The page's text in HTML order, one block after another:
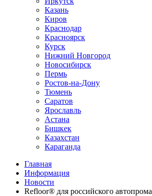
Казань
Киров
Краснодар
Красноярск
Курск
Нижний Новгород
Новосибирск
Пермь
Ростов-на-Дону
Тюмень
Саратов
Ярославль
Астана
Бишкек
Казахстан
Караганда
Главная
Информация
Новости
Refloor®️ для российского автопрома